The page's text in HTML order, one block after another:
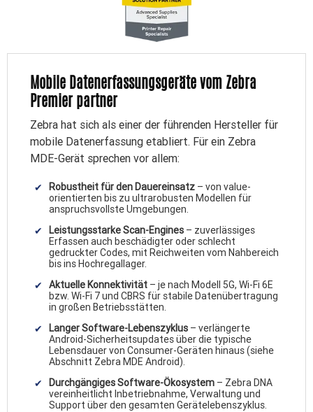
Mobile Datenerfassungsgeräte vom Zebra
Premier partner
Zebra hat sich als einer der führenden Hersteller für
mobile Datenerfassung etabliert. Für ein Zebra
MDE-Gerät sprechen vor allem:
Robustheit für den Dauereinsatz – von value-
orientierten bis zu ultrarobusten Modellen für
anspruchsvollste Umgebungen.
Leistungsstarke Scan-Engines – zuverlässiges
Erfassen auch beschädigter oder schlecht
gedruckter Codes, mit Reichweiten vom Nahbereich
bis ins Hochregallager.
Aktuelle Konnektivität – je nach Modell 5G, Wi-Fi 6E
bzw. Wi-Fi 7 und CBRS für stabile Datenübertragung
in großen Betriebsstätten.
Langer Software-Lebenszyklus – verlängerte
Android-Sicherheitsupdates über die typische
Lebensdauer von Consumer-Geräten hinaus (siehe
Abschnitt Zebra MDE Android).
Durchgängiges Software-Ökosystem – Zebra DNA
vereinheitlicht Inbetriebnahme, Verwaltung und
Support über den gesamten Gerätelebenszyklus.